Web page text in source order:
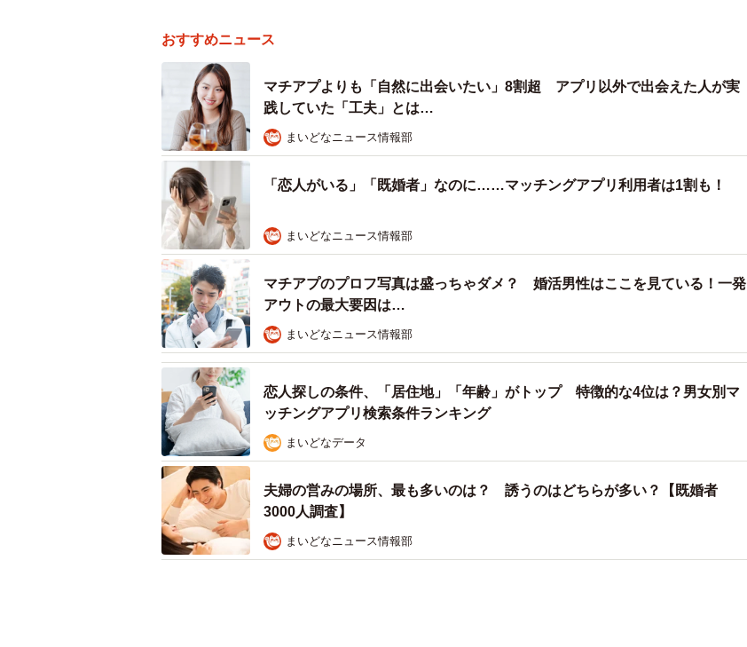
おすすめニュース
マチアプよりも「自然に出会いたい」8割超 アプリ以外で出会えた人が実
践していた「工夫」とは…
まいどなニュース情報部
「恋人がいる」「既婚者」なのに……マッチングアプリ利用者は1割も！
まいどなニュース情報部
マチアプのプロフ写真は盛っちゃダメ？ 婚活男性はここを見ている！一発
アウトの最大要因は…
まいどなニュース情報部
恋人探しの条件、「居住地」「年齢」がトップ 特徴的な4位は？男女別マ
ッチングアプリ検索条件ランキング
まいどなデータ
夫婦の営みの場所、最も多いのは？ 誘うのはどちらが多い？【既婚者
3000人調査】
まいどなニュース情報部